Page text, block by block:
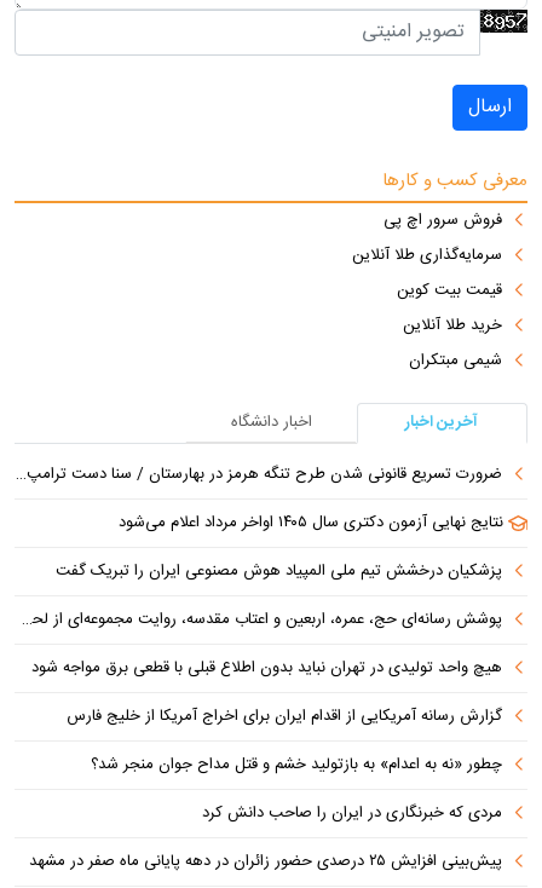
ارسال
معرفی کسب و کارها
فروش سرور اچ پی
سرمایه‌گذاری طلا آنلاین
قیمت بیت کوین
خرید طلا آنلاین
شیمی مبتکران
آخرین اخبار
اخبار دانشگاه
ضرورت تسریع قانونی شدن طرح تنگه هرمز در بهارستان / سنا دست ترامپ را برای اعمال فشار به ایران بازتر کرد
نتایج نهایی آزمون دکتری سال ۱۴۰۵ اواخر مرداد اعلام می‌شود
پزشکیان درخشش تیم ملی المپیاد هوش مصنوعی ایران را تبریک گفت
پوشش رسانه‌ای حج، عمره، اربعین و اعتاب مقدسه، روایت مجموعه‌ای از لحظه‌هاست
هیچ واحد تولیدی در تهران نباید بدون اطلاع قبلی با قطعی برق مواجه شود
گزارش رسانه آمریکایی از اقدام ایران برای اخراج آمریکا از خلیج فارس
چطور «نه به اعدام» به بازتولید خشم و قتل مداح جوان منجر شد؟
مردی که خبرنگاری در ایران را صاحب دانش کرد
پیش‌بینی افزایش ۲۵ درصدی حضور زائران در دهه پایانی ماه صفر در مشهد